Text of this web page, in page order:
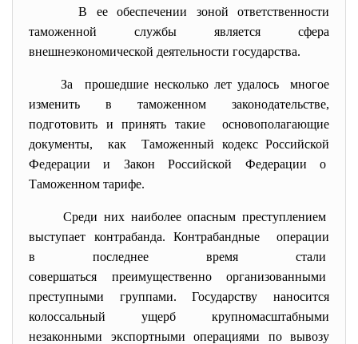
В ее обеспечении зоной ответственности
таможенной службы является сфера
внешнеэкономической деятельности государства.
За прошедшие несколько лет удалось многое
изменить в таможенном законодательстве,
подготовить и принять такие основополагающие
документы, как Таможенный кодекс Российской
Федерации и Закон Российской Федерации о
Таможенном тарифе.
Среди них наиболее опасным преступлением
выступает контрабанда. Контрабандные операции
в последнее время стали
совершаться преимущественно организованными
преступными группами. Государству наносится
колоссальный ущерб крупномасштабными
незаконными экспортными операциями по вывозу